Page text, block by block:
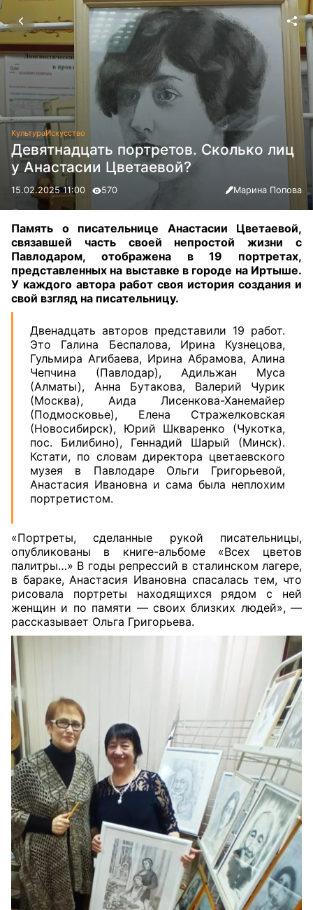
КультураИскусство
Девятнадцать портретов. Сколько лиц
у Анастасии Цветаевой?
15.02.2025 11:00 570 Марина Попова
Память о писательнице Анастасии Цветаевой,
связавшей часть своей непростой жизни с
Павлодаром, отображена в 19 портретах,
представленных на выставке в городе на Иртыше.
У каждого автора работ своя история создания и
свой взгляд на писательницу.
Двенадцать авторов представили 19 работ.
Это Галина Беспалова, Ирина Кузнецова,
Гульмира Агибаева, Ирина Абрамова, Алина
Чепчина (Павлодар), Адильжан Муса
(Алматы), Анна Бутакова, Валерий Чурик
(Москва), Аида Лисенкова-Ханемайер
(Подмосковье), Елена Стражелковская
(Новосибирск), Юрий Шкваренко (Чукотка,
пос. Билибино), Геннадий Шарый (Минск).
Кстати, по словам директора цветаевского
музея в Павлодаре Ольги Григорьевой,
Анастасия Ивановна и сама была неплохим
портретистом.
«Портреты, сделанные рукой писательницы,
опубликованы в книге-альбоме «Всех цветов
палитры…» В годы репрессий в сталинском лагере,
в бараке, Анастасия Ивановна спасалась тем, что
рисовала портреты находящихся рядом с ней
женщин и по памяти — своих близких людей», —
рассказывает Ольга Григорьева.